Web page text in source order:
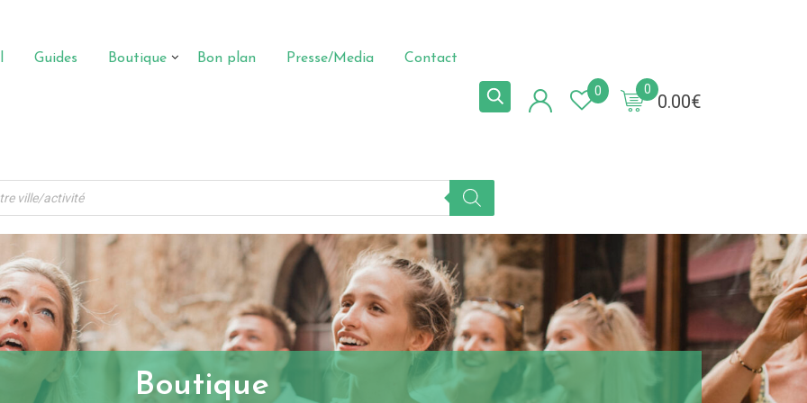
Guides Boutique Bon plan Presse/Media Contact
0.00€
0
0
Boutique